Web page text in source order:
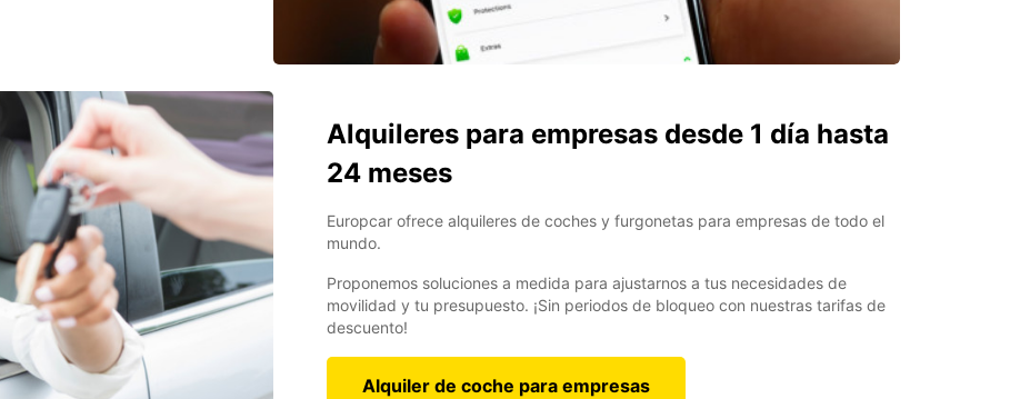
Alquileres para empresas desde 1 día hasta
24 meses
Europcar ofrece alquileres de coches y furgonetas para empresas de todo el
mundo.
Proponemos soluciones a medida para ajustarnos a tus necesidades de
movilidad y tu presupuesto. ¡Sin periodos de bloqueo con nuestras tarifas de
descuento!
Alquiler de coche para empresas